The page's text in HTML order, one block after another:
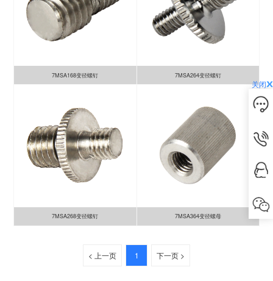
7MSA168变径螺钉 7MSA264变径螺钉
7MSA268变径螺钉 7MSA364变径螺母
< 上一页 1 下一页 >
关闭